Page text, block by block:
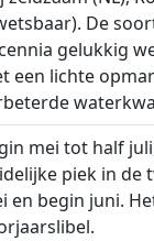
De
gelukkig
een lichte
mei tot half
piek in de
en begin juni.